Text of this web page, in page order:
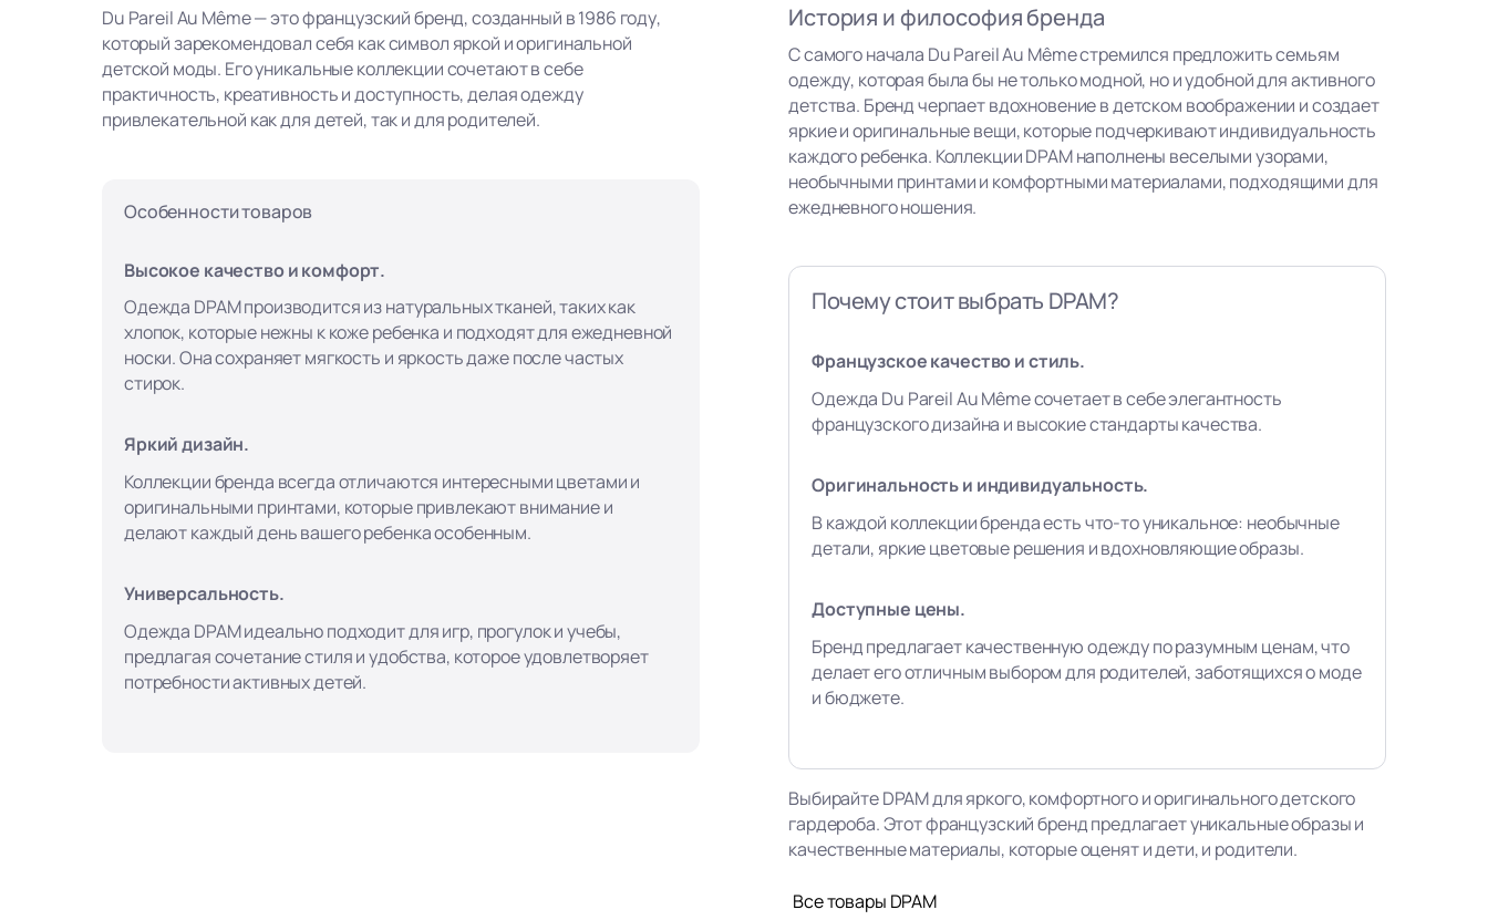
Du Pareil Au Même — это французский бренд, созданный в 1986 году,
который зарекомендовал себя как символ яркой и оригинальной
детской моды. Его уникальные коллекции сочетают в себе
практичность, креативность и доступность, делая одежду
привлекательной как для детей, так и для родителей.
Особенности товаров
Высокое качество и комфорт.
Одежда DPAM производится из натуральных тканей, таких как
хлопок, которые нежны к коже ребенка и подходят для ежедневной
носки. Она сохраняет мягкость и яркость даже после частых
стирок.
Яркий дизайн.
Коллекции бренда всегда отличаются интересными цветами и
оригинальными принтами, которые привлекают внимание и
делают каждый день вашего ребенка особенным.
Универсальность.
Одежда DPAM идеально подходит для игр, прогулок и учебы,
предлагая сочетание стиля и удобства, которое удовлетворяет
потребности активных детей.
История и философия бренда
С самого начала Du Pareil Au Même стремился предложить семьям
одежду, которая была бы не только модной, но и удобной для активного
детства. Бренд черпает вдохновение в детском воображении и создает
яркие и оригинальные вещи, которые подчеркивают индивидуальность
каждого ребенка. Коллекции DPAM наполнены веселыми узорами,
необычными принтами и комфортными материалами, подходящими для
ежедневного ношения.
Почему стоит выбрать DPAM?
Французское качество и стиль.
Одежда Du Pareil Au Même сочетает в себе элегантность
французского дизайна и высокие стандарты качества.
Оригинальность и индивидуальность.
В каждой коллекции бренда есть что-то уникальное: необычные
детали, яркие цветовые решения и вдохновляющие образы.
Доступные цены.
Бренд предлагает качественную одежду по разумным ценам, что
делает его отличным выбором для родителей, заботящихся о моде
и бюджете.
Выбирайте DPAM для яркого, комфортного и оригинального детского
гардероба. Этот французский бренд предлагает уникальные образы и
качественные материалы, которые оценят и дети, и родители.
Все товары DPAM